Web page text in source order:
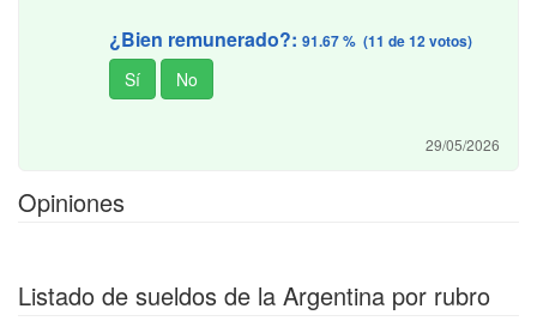
¿Bien remunerado?: 91.67 % (11 de 12 votos)
29/05/2026
Opiniones
Listado de sueldos de la Argentina por rubro